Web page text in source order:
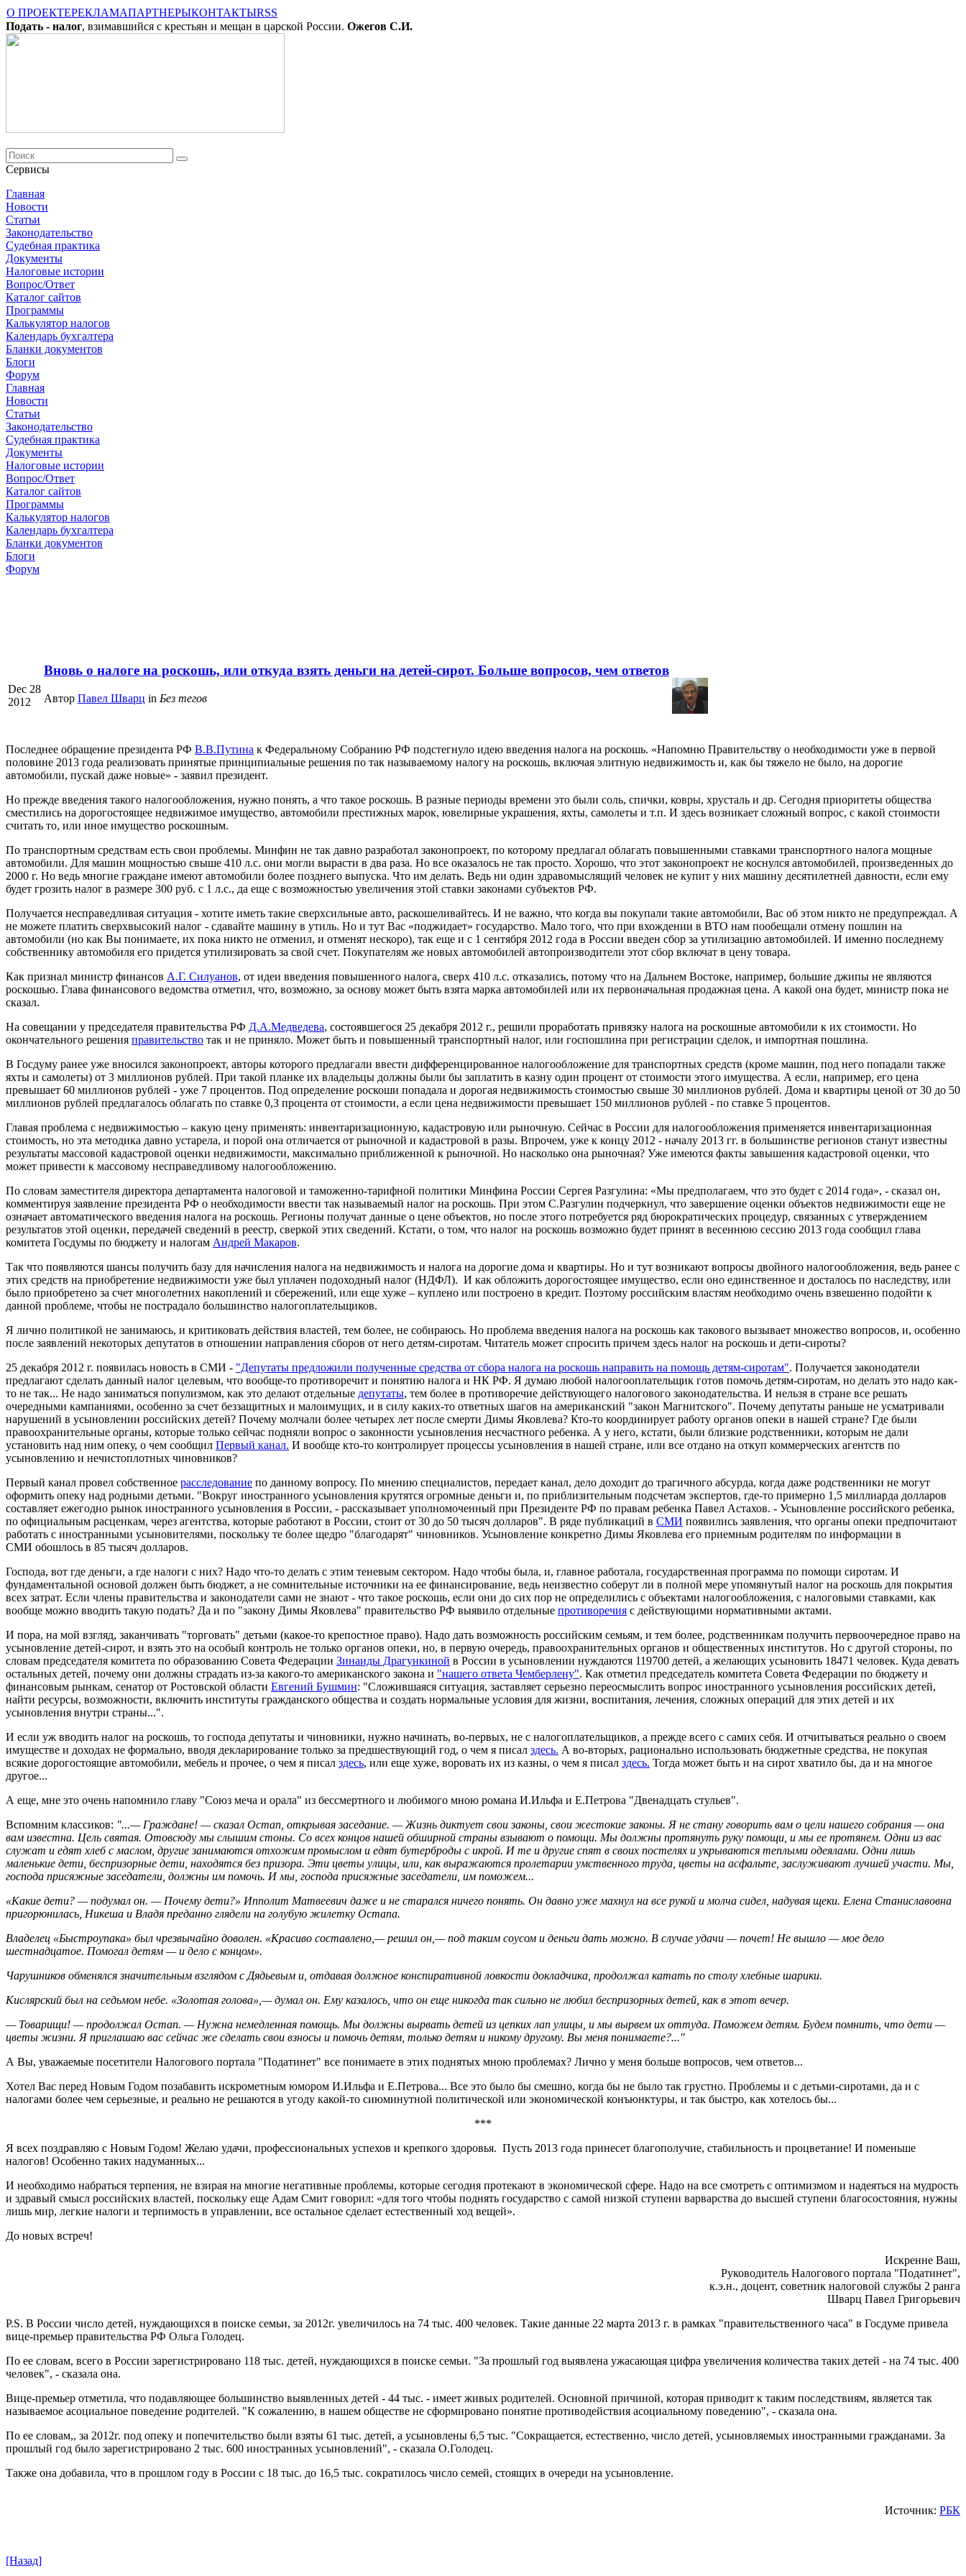
О ПРОЕКТЕРЕКЛАМАПАРТНЕРЫКОНТАКТЫRSS
Подать - налог, взимавшийся с крестьян и мещан в царской России. Ожегов С.И.
Сервисы
Главная
Новости
Cтатьи
Законодательство
Судебная практика
Документы
Налоговые истории
Вопрос/Ответ
Каталог сайтов
Программы
Калькулятор налогов
Календарь бухгалтера
Бланки документов
Блоги
Форум
Главная
Новости
Cтатьи
Законодательство
Судебная практика
Документы
Налоговые истории
Вопрос/Ответ
Каталог сайтов
Программы
Калькулятор налогов
Календарь бухгалтера
Бланки документов
Блоги
Форум
Dec 28
2012
Вновь о налоге на роскошь, или откуда взять деньги на детей-сирот. Больше вопросов, чем ответов
Автор Павел Шварц in Без тегов
Последнее обращение президента РФ В.В.Путина к Федеральному Собранию РФ подстегнуло идею введения налога на роскошь. «Напомню Правительству о необходимости уже в первой
половине 2013 года реализовать принятые принципиальные решения по так называемому налогу на роскошь, включая элитную недвижимость и, как бы тяжело не было, на дорогие
автомобили, пускай даже новые» - заявил президент.
Но прежде введения такого налогообложения, нужно понять, а что такое роскошь. В разные периоды времени это были соль, спички, ковры, хрусталь и др. Сегодня приоритеты общества
сместились на дорогостоящее недвижимое имущество, автомобили престижных марок, ювелирные украшения, яхты, самолеты и т.п. И здесь возникает сложный вопрос, с какой стоимости
считать то, или иное имущество роскошным.
По транспортным средствам есть свои проблемы. Минфин не так давно разработал законопроект, по которому предлагал облагать повышенными ставками транспортного налога мощные
автомобили. Для машин мощностью свыше 410 л.с. они могли вырасти в два раза. Но все оказалось не так просто. Хорошо, что этот законопроект не коснулся автомобилей, произведенных до
2000 г. Но ведь многие граждане имеют автомобили более позднего выпуска. Что им делать. Ведь ни один здравомыслящий человек не купит у них машину десятилетней давности, если ему
будет грозить налог в размере 300 руб. с 1 л.с., да еще с возможностью увеличения этой ставки законами субъектов РФ.
Получается несправедливая ситуация - хотите иметь такие сверхсильные авто, раскошеливайтесь. И не важно, что когда вы покупали такие автомобили, Вас об этом никто не предупреждал. А
не можете платить сверхвысокий налог - сдавайте машину в утиль. Но и тут Вас «поджидает» государство. Мало того, что при вхождении в ВТО нам пообещали отмену пошлин на
автомобили (но как Вы понимаете, их пока никто не отменил, и отменят нескоро), так еще и с 1 сентября 2012 года в России введен сбор за утилизацию автомобилей. И именно последнему
собственнику автомобиля его придется утилизировать за свой счет. Покупателям же новых автомобилей автопроизводители этот сбор включат в цену товара.
Как признал министр финансов А.Г. Силуанов, от идеи введения повышенного налога, сверх 410 л.с. отказались, потому что на Дальнем Востоке, например, большие джипы не являются
роскошью. Глава финансового ведомства отметил, что, возможно, за основу может быть взята марка автомобилей или их первоначальная продажная цена. А какой она будет, министр пока не
сказал.
На совещании у председателя правительства РФ Д.А.Медведева, состоявшегося 25 декабря 2012 г., решили проработать привязку налога на роскошные автомобили к их стоимости. Но
окончательного решения правительство так и не приняло. Может быть и повышенный транспортный налог, или госпошлина при регистрации сделок, и импортная пошлина.
В Госдуму ранее уже вносился законопроект, авторы которого предлагали ввести дифференцированное налогообложение для транспортных средств (кроме машин, под него попадали также
яхты и самолеты) от 3 миллионов рублей. При такой планке их владельцы должны были бы заплатить в казну один процент от стоимости этого имущества. А если, например, его цена
превышает 60 миллионов рублей - уже 7 процентов. Под определение роскоши попадала и дорогая недвижимость стоимостью свыше 30 миллионов рублей. Дома и квартиры ценой от 30 до 50
миллионов рублей предлагалось облагать по ставке 0,3 процента от стоимости, а если цена недвижимости превышает 150 миллионов рублей - по ставке 5 процентов.
Главая проблема с недвижимостью – какую цену применять: инвентаризационную, кадастровую или рыночную. Сейчас в России для налогообложения применяется инвентаризационная
стоимость, но эта методика давно устарела, и порой она отличается от рыночной и кадастровой в разы. Впрочем, уже к концу 2012 - началу 2013 гг. в большинстве регионов станут известны
результаты массовой кадастровой оценки недвижимости, максимально приближенной к рыночной. Но насколько она рыночная? Уже имеются факты завышения кадастровой оценки, что
может привести к массовому несправедливому налогообложению.
По словам заместителя директора департамента налоговой и таможенно-тарифной политики Минфина России Сергея Разгулина: «Мы предполагаем, что это будет с 2014 года», - сказал он,
комментируя заявление президента РФ о необходимости ввести так называемый налог на роскошь. При этом С.Разгулин подчеркнул, что завершение оценки объектов недвижимости еще не
означает автоматического введения налога на роскошь. Регионы получат данные о цене объектов, но после этого потребуется ряд бюрократических процедур, связанных с утверждением
результатов этой оценки, передачей сведений в реестр, сверкой этих сведений. Кстати, о том, что налог на роскошь возможно будет принят в весеннюю сессию 2013 года сообщил глава
комитета Госдумы по бюджету и налогам Андрей Макаров.
Так что появляются шансы получить базу для начисления налога на недвижимость и налога на дорогие дома и квартиры. Но и тут возникают вопросы двойного налогообложения, ведь ранее с
этих средств на приобретение недвижимости уже был уплачен подоходный налог (НДФЛ). И как обложить дорогостоящее имущество, если оно единственное и досталось по наследству, или
было приобретено за счет многолетних накоплений и сбережений, или еще хуже – куплено или построено в кредит. Поэтому российским властям необходимо очень взвешенно подойти к
данной проблеме, чтобы не пострадало большинство налогоплательщиков.
Я лично политикой не занимаюсь, и критиковать действия властей, тем более, не собираюсь. Но проблема введения налога на роскошь как такового вызывает множество вопросов, и, особенно
после заявлений некоторых депутатов в отношении направления сборов от него детям-сиротам. Читатель может спросить причем здесь налог на роскошь и дети-сироты?
25 декабря 2012 г. появилась новость в СМИ - "Депутаты предложили полученные средства от сбора налога на роскошь направить на помощь детям-сиротам". Получается законодатели
предлагают сделать данный налог целевым, что вообще-то противоречит и понятию налога и НК РФ. Я думаю любой налогооплательщик готов помочь детям-сиротам, но делать это надо как-
то не так... Не надо заниматься популизмом, как это делают отдельные депутаты, тем более в противоречие действующего налогового законодательства. И нельзя в стране все решать
очередными кампаниями, особенно за счет беззащитных и малоимущих, и в силу каких-то ответных шагов на американский "закон Магнитского". Почему депутаты раньше не усматривали
нарушений в усыновлении российских детей? Почему молчали более четырех лет после смерти Димы Яковлева? Кто-то координирует работу органов опеки в нашей стране? Где были
правоохранительные органы, которые только сейчас подняли вопрос о законности усыновления несчастного ребенка. А у него, кстати, были близкие родственники, которым не дали
установить над ним опеку, о чем сообщил Первый канал. И вообще кто-то контролирует процессы усыновления в нашей стране, или все отдано на откуп коммерческих агентств по
усыновлению и нечистоплотных чиновников?
Первый канал провел собственное расследование по данному вопросу. По мнению специалистов, передает канал, дело доходит до трагичного абсурда, когда даже родственники не могут
оформить опеку над родными детьми. "Вокруг иностранного усыновления крутятся огромные деньги и, по приблизительным подсчетам экспертов, где-то примерно 1,5 миллиарда долларов
составляет ежегодно рынок иностранного усыновления в России, - рассказывает уполномоченный при Президенте РФ по правам ребенка Павел Астахов. - Усыновление российского ребенка,
по официальным расценкам, через агентства, которые работают в России, стоит от 30 до 50 тысяч долларов". В ряде публикаций в СМИ появились заявления, что органы опеки предпочитают
работать с иностранными усыновителями, поскольку те более щедро "благодарят" чиновников. Усыновление конкретно Димы Яковлева его приемным родителям по информации в
СМИ обошлось в 85 тысяч долларов.
Господа, вот где деньги, а где налоги с них? Надо что-то делать с этим теневым сектором. Надо чтобы была, и, главное работала, государственная программа по помощи сиротам. И
фундаментальной основой должен быть бюджет, а не сомнительные источники на ее финансирование, ведь неизвестно соберут ли в полной мере упомянутый налог на роскошь для покрытия
всех затрат. Если члены правительства и законодатели сами не знают - что такое роскошь, если они до сих пор не определились с объектами налогообложения, с налоговыми ставками, как
вообще можно вводить такую подать? Да и по "закону Димы Яковлева" правительство РФ выявило отдельные противоречия с действующими нормативными актами.
И пора, на мой взгляд, заканчивать "торговать" детьми (какое-то крепостное право). Надо дать возможность российским семьям, и тем более, родственникам получить первоочередное право на
усыновление детей-сирот, и взять это на особый контроль не только органов опеки, но, в первую очередь, правоохранительных органов и общественных институтов. Но с другой стороны, по
словам председателя комитета по образованию Совета Федерации Зинаиды Драгункиной в России в усыновлении нуждаются 119700 детей, а желающих усыновить 18471 человек. Куда девать
остальных детей, почему они должны страдать из-за какого-то американского закона и "нашего ответа Чемберлену". Как отметил председатель комитета Совета Федерации по бюджету и
финансовым рынкам, сенатор от Ростовской области Евгений Бушмин: "Сложившаяся ситуация, заставляет серьезно переосмыслить вопрос иностранного усыновления российских детей,
найти ресурсы, возможности, включить институты гражданского общества и создать нормальные условия для жизни, воспитания, лечения, сложных операций для этих детей и их
усыновления внутри страны...".
И если уж вводить налог на роскошь, то господа депутаты и чиновники, нужно начинать, во-первых, не с налогоплательщиков, а прежде всего с самих себя. И отчитываться реально о своем
имуществе и доходах не формально, вводя декларирование только за предшествующий год, о чем я писал здесь. А во-вторых, рационально использовать бюджетные средства, не покупая
всякие дорогостоящие автомобили, мебель и прочее, о чем я писал здесь, или еще хуже, воровать их из казны, о чем я писал здесь. Тогда может быть и на сирот хватило бы, да и на многое
другое...
А еще, мне это очень напомнило главу "Союз меча и орала" из бессмертного и любимого мною романа И.Ильфа и Е.Петрова "Двенадцать стульев".
Вспомним классиков: "...— Граждане! — сказал Остап, открывая заседание. — Жизнь диктует свои законы, свои жестокие законы. Я не стану говорить вам о цели нашего собрания — она
вам известна. Цель святая. Отовсюду мы слышим стоны. Со всех концов нашей обширной страны взывают о помощи. Мы должны протянуть руку помощи, и мы ее протянем. Одни из вас
служат и едят хлеб с маслом, другие занимаются отхожим промыслом и едят бутерброды с икрой. И те и другие спят в своих постелях и укрываются теплыми одеялами. Одни лишь
маленькие дети, беспризорные дети, находятся без призора. Эти цветы улицы, или, как выражаются пролетарии умственного труда, цветы на асфальте, заслуживают лучшей участи. Мы,
господа присяжные заседатели, должны им помочь. И мы, господа присяжные заседатели, им поможем...
«Какие дети? — подумал он. — Почему дети?» Ипполит Матвеевич даже и не старался ничего понять. Он давно уже махнул на все рукой и молча сидел, надувая щеки. Елена Станиславовна
пригорюнилась, Никеша и Владя преданно глядели на голубую жилетку Остапа.
Владелец «Быстроупака» был чрезвычайно доволен. «Красиво составлено,— решил он,— под таким соусом и деньги дать можно. В случае удачи — почет! Не вышло — мое дело
шестнадцатое. Помогал детям — и дело с концом».
Чарушников обменялся значительным взглядом с Дядьевым и, отдавая должное конспиративной ловкости докладчика, продолжал катать по столу хлебные шарики.
Кислярский был на седьмом небе. «Золотая голова»,— думал он. Ему казалось, что он еще никогда так сильно не любил беспризорных детей, как в этот вечер.
— Товарищи! — продолжал Остап. — Нужна немедленная помощь. Мы должны вырвать детей из цепких лап улицы, и мы вырвем их оттуда. Поможем детям. Будем помнить, что дети —
цветы жизни. Я приглашаю вас сейчас же сделать свои взносы и помочь детям, только детям и никому другому. Вы меня понимаете?..."
А Вы, уважаемые посетители Налогового портала "Податинет" все понимаете в этих поднятых мною проблемах? Лично у меня больше вопросов, чем ответов...
Хотел Вас перед Новым Годом позабавить искрометным юмором И.Ильфа и Е.Петрова... Все это было бы смешно, когда бы не было так грустно. Проблемы и с детьми-сиротами, да и с
налогами более чем серьезные, и реально не решаются в угоду какой-то сиюминутной политической или экономической конъюнктуры, и так быстро, как хотелось бы...
***
Я всех поздравляю с Новым Годом! Желаю удачи, профессиональных успехов и крепкого здоровья. Пусть 2013 года принесет благополучие, стабильность и процветание! И поменьше
налогов! Особенно таких надуманных...
И необходимо набраться терпения, не взирая на многие негативные проблемы, которые сегодня протекают в экономической сфере. Надо на все смотреть с оптимизмом и надеяться на мудрость
и здравый смысл российских властей, поскольку еще Адам Смит говорил: «для того чтобы поднять государство с самой низкой ступени варварства до высшей ступени благосостояния, нужны
лишь мир, легкие налоги и терпимость в управлении, все остальное сделает естественный ход вещей».
До новых встреч!
Искренне Ваш,
Руководитель Налогового портала "Податинет",
к.э.н., доцент, советник налоговой службы 2 ранга
Шварц Павел Григорьевич
P.S. В России число детей, нуждающихся в поиске семьи, за 2012г. увеличилось на 74 тыс. 400 человек. Такие данные 22 марта 2013 г. в рамках "правительственного часа" в Госдуме привела
вице-премьер правительства РФ Ольга Голодец.
По ее словам, всего в России зарегистрировано 118 тыс. детей, нуждающихся в поиске семьи. "За прошлый год выявлена ужасающая цифра увеличения количества таких детей - на 74 тыс. 400
человек", - сказала она.
Вице-премьер отметила, что подавляющее большинство выявленных детей - 44 тыс. - имеет живых родителей. Основной причиной, которая приводит к таким последствиям, является так
называемое асоциальное поведение родителей. "К сожалению, в нашем обществе не сформировано понятие противодействия асоциальному поведению", - сказала она.
По ее словам,, за 2012г. под опеку и попечительство были взяты 61 тыс. детей, а усыновлены 6,5 тыс. "Сокращается, естественно, число детей, усыновляемых иностранными гражданами. За
прошлый год было зарегистрировано 2 тыс. 600 иностранных усыновлений", - сказала О.Голодец.
Также она добавила, что в прошлом году в России с 18 тыс. до 16,5 тыс. сократилось число семей, стоящих в очереди на усыновление.
Источник: РБК
[Назад]